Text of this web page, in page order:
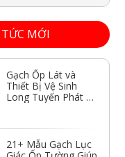
NÂU NHẠT
75X150MM
hệ
MỚI
Gạch Ốp Lát và
Thiết Bị Vệ Sinh
Long Tuyến Phát –
21+ Mẫu Gạch Lục